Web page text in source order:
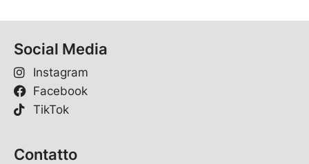
Social Media
Instagram
Facebook
TikTok
Contatto